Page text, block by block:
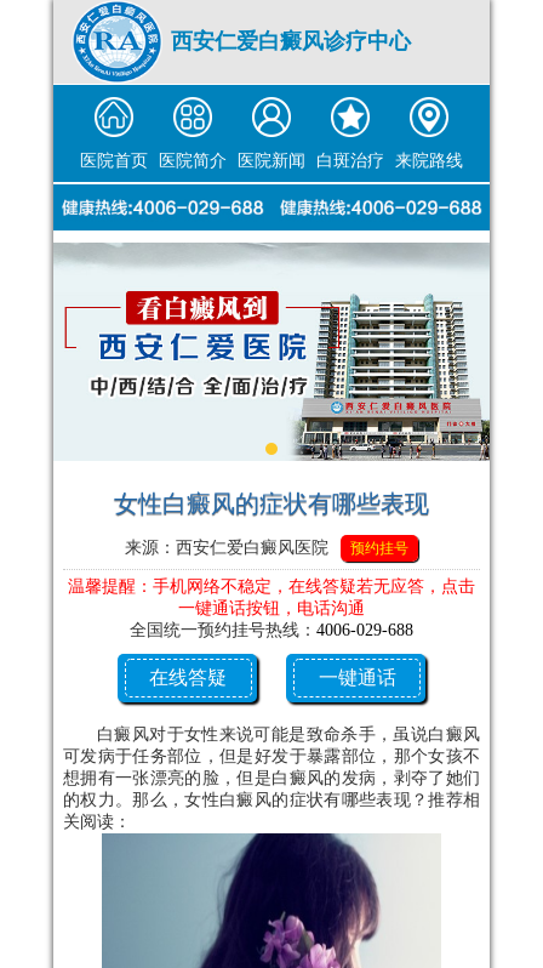
西安仁爱白癜风诊疗中心
医院首页 医院简介 医院新闻 白斑治疗 来院路线
女性白癜风的症状有哪些表现
来源：西安仁爱白癜风医院 预约挂号
温馨提醒：手机网络不稳定，在线答疑若无应答，点击
一键通话按钮，电话沟通
全国统一预约挂号热线： 4006-029-688
在线答疑 一键通话
白癜风对于女性来说可能是致命杀手，虽说白癜风
可发病于任务部位，但是好发于暴露部位，那个女孩不
想拥有一张漂亮的脸，但是白癜风的发病，剥夺了她们
的权力。那么，女性白癜风的症状有哪些表现？推荐相
关阅读：